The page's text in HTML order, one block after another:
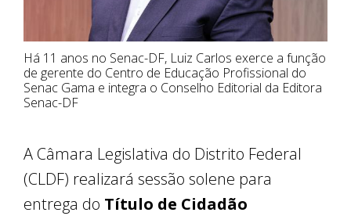
Há 11 anos no Senac-DF, Luiz Carlos exerce a função
de gerente do Centro de Educação Profissional do
Senac Gama e integra o Conselho Editorial da Editora
Senac-DF
A Câmara Legislativa do Distrito Federal
(CLDF) realizará sessão solene para
entrega do Título de Cidadão